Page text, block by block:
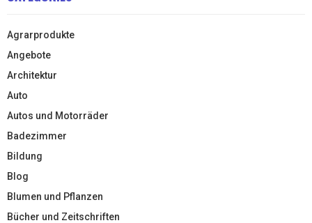
Agrarprodukte
Angebote
Architektur
Auto
Autos und Motorräder
Badezimmer
Bildung
Blog
Blumen und Pflanzen
Bücher und Zeitschriften